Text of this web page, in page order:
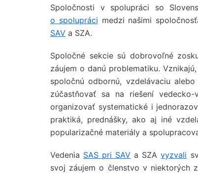
Spoločnosti v spolupráci so
o spolupráci medzi našimi
SAV a SZA.
Spoločné sekcie sú dobrovoľné
záujem o danú problematiku.
spoločnú odbornú, vzdelávaciu
zúčastňovať sa na riešení
organizovať systematické i
praktiká, prednášky, ako aj iné
popularizačné materiály a
Vedenia SAS pri SAV a SZAvyzvali
svoj záujem o členstvo v niektorých